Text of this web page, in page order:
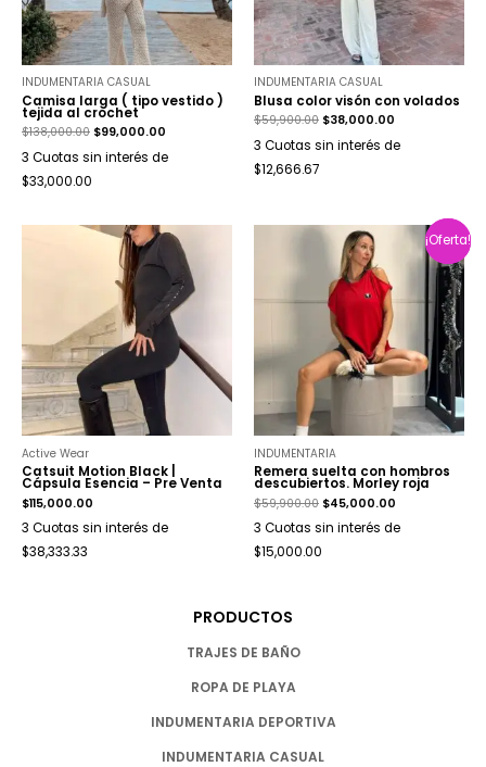
INDUMENTARIA CASUAL
Camisa larga ( tipo vestido )
tejida al crochet
$138,000.00 $99,000.00
3 Cuotas sin interés de
$33,000.00
INDUMENTARIA CASUAL
Blusa color visón con volados
$59,900.00 $38,000.00
3 Cuotas sin interés de
$12,666.67
Active Wear
Catsuit Motion Black |
Cápsula Esencia – Pre Venta
$115,000.00
3 Cuotas sin interés de
$38,333.33
¡Oferta!
¡Oferta!
INDUMENTARIA
Remera suelta con hombros
descubiertos. Morley roja
$59,900.00 $45,000.00
3 Cuotas sin interés de
$15,000.00
PRODUCTOS
TRAJES DE BAÑO
ROPA DE PLAYA
INDUMENTARIA DEPORTIVA
INDUMENTARIA CASUAL